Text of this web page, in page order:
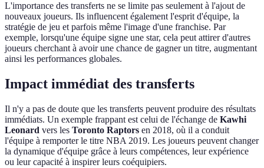
L'importance des transferts ne se limite pas seulement à l'ajout de
nouveaux joueurs. Ils influencent également l'esprit d'équipe, la
stratégie de jeu et parfois même l'image d'une franchise. Par
exemple, lorsqu'une équipe signe une star, cela peut attirer d'autres
joueurs cherchant à avoir une chance de gagner un titre, augmentant
ainsi les performances globales.
Impact immédiat des transferts
Il n'y a pas de doute que les transferts peuvent produire des résultats
immédiats. Un exemple frappant est celui de l'échange de Kawhi
Leonard vers les Toronto Raptors en 2018, où il a conduit
l'équipe à remporter le titre NBA 2019. Les joueurs peuvent changer
la dynamique d'équipe grâce à leurs compétences, leur expérience
ou leur capacité à inspirer leurs coéquipiers.